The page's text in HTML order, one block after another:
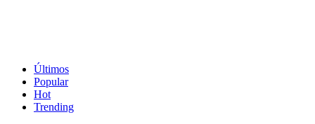
Últimos
Popular
Hot
Trending